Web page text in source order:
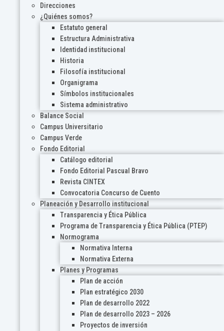
Direcciones
¿Quiénes somos?
Estatuto general
Estructura Administrativa
Identidad institucional
Historia
Filosofía institucional
Organigrama
Símbolos institucionales
Sistema administrativo
Balance Social
Campus Universitario
Campus Verde
Fondo Editorial
Catálogo editorial
Fondo Editorial Pascual Bravo
Revista CINTEX
Convocatoria Concurso de Cuento
Planeación y Desarrollo institucional
Transparencia y Ética Pública
Programa de Transparencia y Ética Pública (PTEP)
Normograma
Normativa Interna
Normativa Externa
Planes y Programas
Plan de acción
Plan estratégico 2030
Plan de desarrollo 2022
Plan de desarrollo 2023 – 2026
Proyectos de inversión